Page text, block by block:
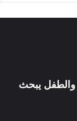
والطفل يبحث